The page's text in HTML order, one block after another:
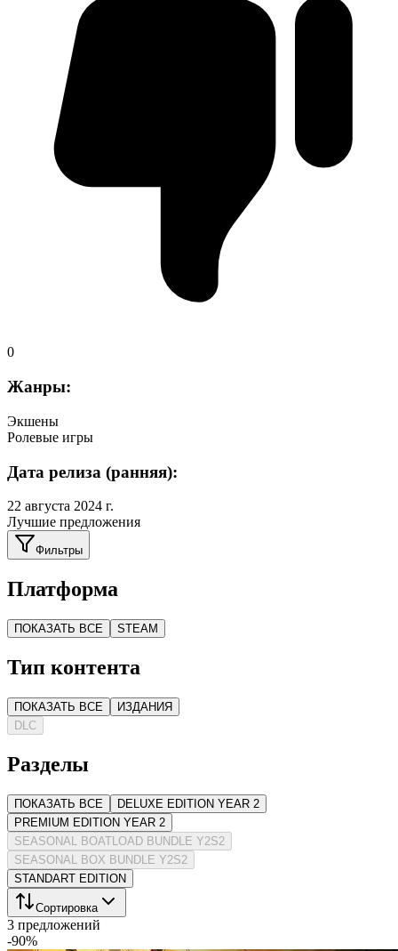
0
Жанры:
Экшены
Ролевые игры
Дата релиза (ранняя):
22 августа 2024 г.
Лучшие предложения
Фильтры
Платформа
ПОКАЗАТЬ ВСЕ STEAM
Тип контента
ПОКАЗАТЬ ВСЕ
ИЗДАНИЯ
DLC
Разделы
ПОКАЗАТЬ ВСЕ
DELUXE EDITION YEAR 2
PREMIUM EDITION YEAR 2
SEASONAL BOATLOAD BUNDLE Y2S2
SEASONAL BOX BUNDLE Y2S2
STANDART EDITION
Сортировка
3 предложений
-90%